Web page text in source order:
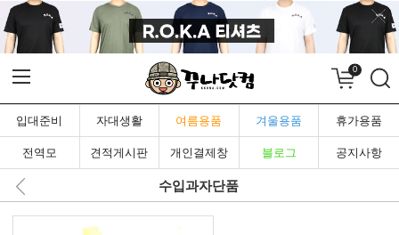
0
입대준비 자대생활 여름용품 겨울용품 휴가용품
전역모 견적게시판 개인결제창 블로그 공지사항
수입과자단품